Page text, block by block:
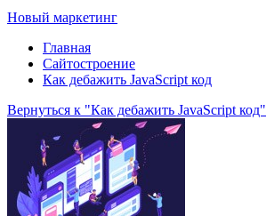
Новый маркетинг
Главная
Сайтостроение
Как дебажить JavaScript код
Вернуться к "Как дебажить JavaScript код"